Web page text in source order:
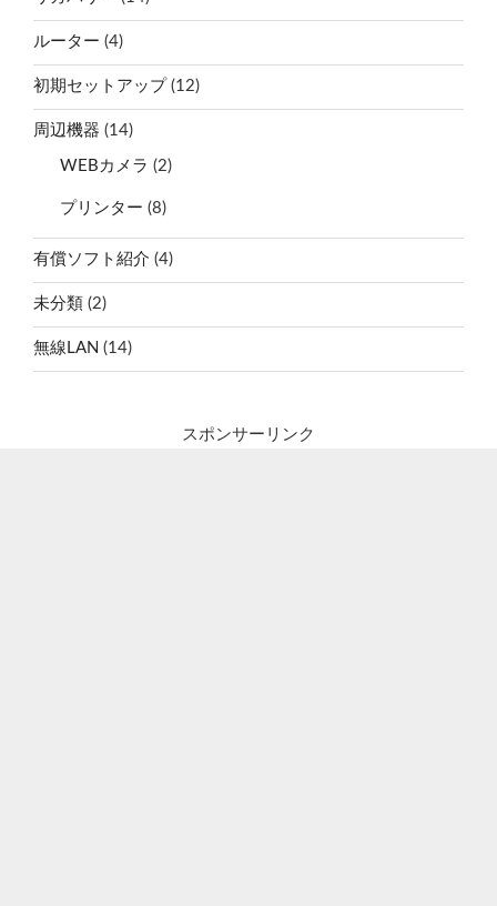
ルーター (4)
初期セットアップ (12)
周辺機器 (14)
WEBカメラ (2)
プリンター (8)
有償ソフト紹介 (4)
未分類 (2)
無線LAN (14)
スポンサーリンク